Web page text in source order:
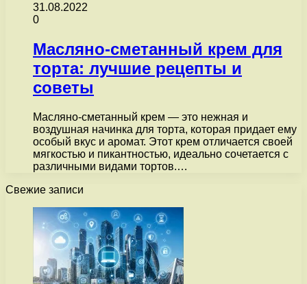
31.08.2022
0
Масляно-сметанный крем для
торта: лучшие рецепты и
советы
Масляно-сметанный крем — это нежная и
воздушная начинка для торта, которая придает ему
особый вкус и аромат. Этот крем отличается своей
мягкостью и пикантностью, идеально сочетается с
различными видами тортов.…
Свежие записи